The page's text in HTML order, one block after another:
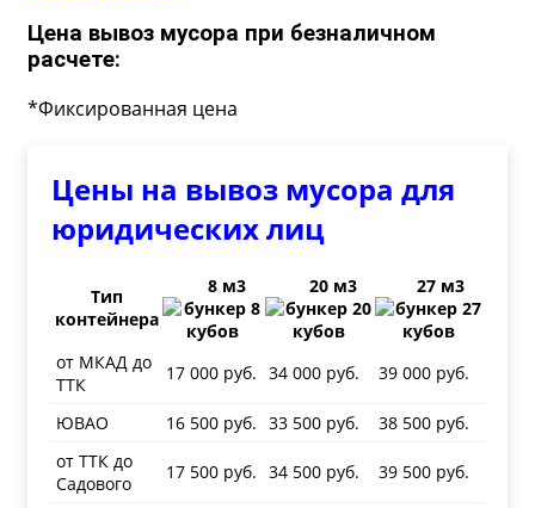
Цена вывоз мусора при безналичном
расчете:
*Фиксированная цена
Цены на вывоз мусора для
юридических лиц
Тип
контейнера
8 м3 20 м3 27 м3
от МКАД до
ТТК
17 000 руб. 34 000 руб. 39 000 руб.
ЮВАО 16 500 руб. 33 500 руб.
38 500 руб.
от ТТК до
Садового
17 500 руб. 34 500 руб. 39 500 руб.